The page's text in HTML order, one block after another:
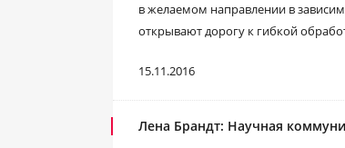
в желаемом направлении в
открывают дорогу к гибкой
15.11.2016
Лена Брандт: Научная